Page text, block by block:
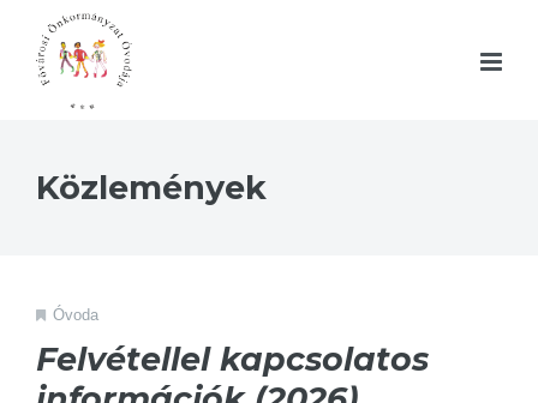
Közlemények
Óvoda
Felvétellel kapcsolatos